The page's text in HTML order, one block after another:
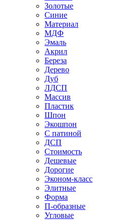
Золотые
Синие
Материал
МДФ
Эмаль
Акрил
Береза
Дерево
Дуб
ЛДСП
Массив
Пластик
Шпон
Экошпон
С патиной
ДСП
Стоимость
Дешевые
Дорогие
Эконом-класс
Элитные
Форма
П-образные
Угловые